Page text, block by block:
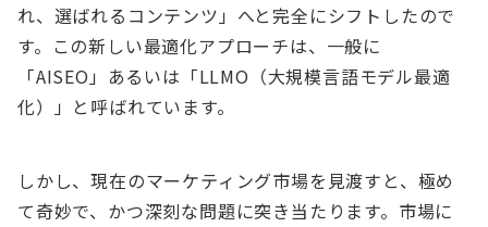
れ、選ばれるコンテンツ」へと完全にシフトしたので
す。この新しい最適化アプローチは、一般に
「AISEO」あるいは「LLMO（大規模言語モデル最適
化）」と呼ばれています。
しかし、現在のマーケティング市場を見渡すと、極め
て奇妙で、かつ深刻な問題に突き当たります。市場に